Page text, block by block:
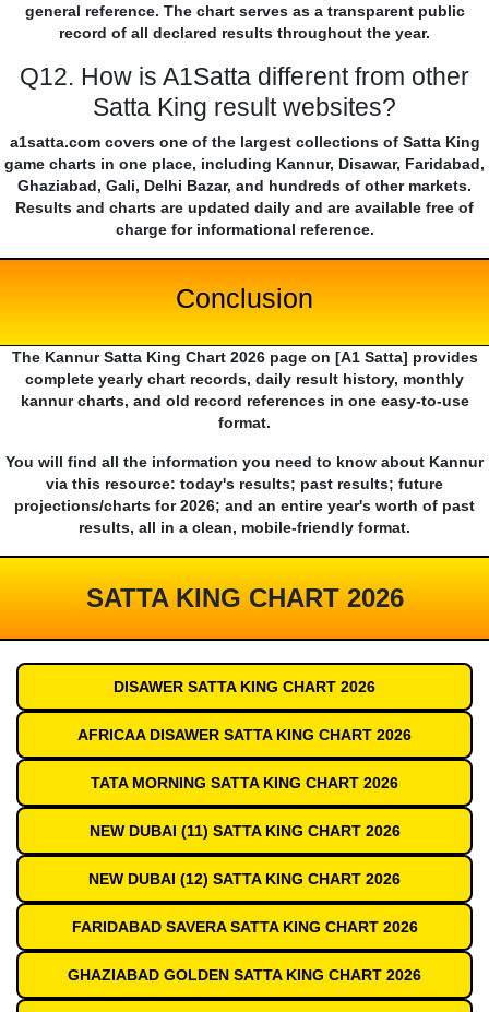
general reference. The chart serves as a transparent public
record of all declared results throughout the year.
Q12. How is A1Satta different from other
Satta King result websites?
a1satta.com covers one of the largest collections of Satta King
game charts in one place, including Kannur, Disawar, Faridabad,
Ghaziabad, Gali, Delhi Bazar, and hundreds of other markets.
Results and charts are updated daily and are available free of
charge for informational reference.
Conclusion
The Kannur Satta King Chart 2026 page on [A1 Satta] provides
complete yearly chart records, daily result history, monthly
kannur charts, and old record references in one easy-to-use
format.
You will find all the information you need to know about Kannur
via this resource: today's results; past results; future
projections/charts for 2026; and an entire year's worth of past
results, all in a clean, mobile-friendly format.
SATTA KING CHART 2026
DISAWER SATTA KING CHART 2026
AFRICAA DISAWER SATTA KING CHART 2026
TATA MORNING SATTA KING CHART 2026
NEW DUBAI (11) SATTA KING CHART 2026
NEW DUBAI (12) SATTA KING CHART 2026
FARIDABAD SAVERA SATTA KING CHART 2026
GHAZIABAD GOLDEN SATTA KING CHART 2026